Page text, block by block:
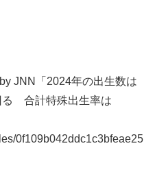
JNN「2024年の出生数は
合計特殊出生率は
0f109b042ddc1c3bfeae25